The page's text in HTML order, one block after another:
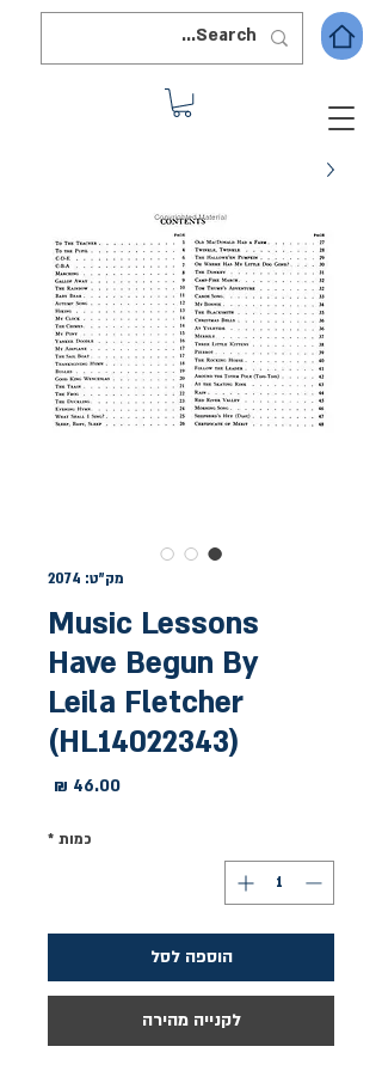
מק"ט: 2074
Music Lessons
Have Begun By
Leila Fletcher
(HL14022343)
כמות *
הוספה לסל
לקנייה מהירה